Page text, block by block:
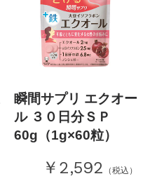
瞬間サプリ エクオー
ル ３０日分ＳＰ
60g（1g×60粒）
￥2,592 （税込）